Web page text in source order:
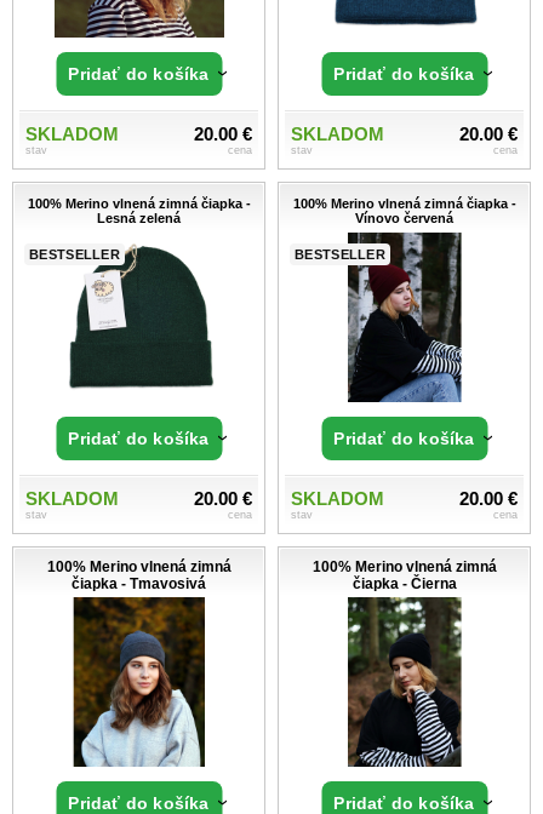
Pridať do košíka
SKLADOM
stav
20.00 €
cena
Pridať do košíka
SKLADOM
stav
20.00 €
cena
100% Merino vlnená zimná čiapka -
Lesná zelená
BESTSELLER
Pridať do košíka
SKLADOM
stav
20.00 €
cena
100% Merino vlnená zimná čiapka -
Vínovo červená
BESTSELLER
Pridať do košíka
SKLADOM
stav
20.00 €
cena
100% Merino vlnená zimná
čiapka - Tmavosivá
Pridať do košíka
100% Merino vlnená zimná
čiapka - Čierna
Pridať do košíka